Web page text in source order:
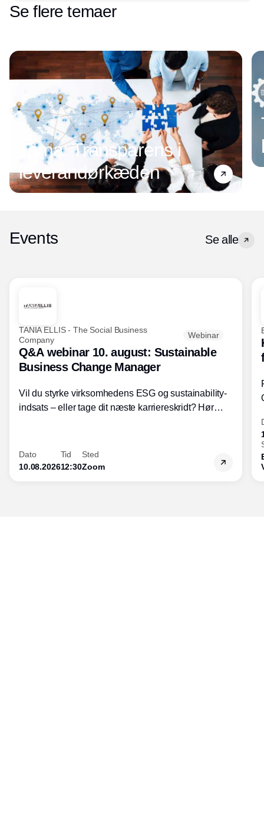
Se flere temaer
Tema: Transparens i
leverandørkæden
Events Se alle
TANIA ELLIS - The Social Business
Company
Webinar
Q&A webinar 10. august: Sustainable
Business Change Manager
Vil du styrke virksomhedens ESG og sustainability-
indsats – eller tage dit næste karriereskridt? Hør
inden for bæredygtig forretningsudvikling - så du
skaber værdi for både samfund og bundlinje.
Dato
10.08.2026
Tid
12:30
Sted
Zoom